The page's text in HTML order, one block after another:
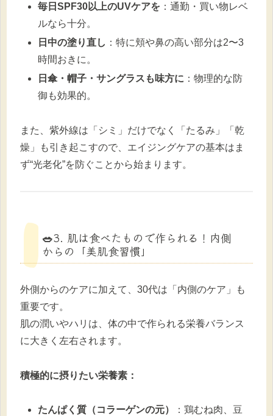
毎日SPF30以上のUVケアを ：通勤・買い物レベ
ルなら十分。
日中の塗り直し ：特に頬や鼻の高い部分は2〜3
時間おきに。
日傘・帽子・サングラスも味方に ：物理的な防
御も効果的。
また、紫外線は「シミ」だけでなく「たるみ」「乾
燥」も引き起こすので、エイジングケアの基本はま
ず“光老化”を防ぐことから始まります。
🥗3. 肌は食べたもので作られる！内側
からの「美肌食習慣」
外側からのケアに加えて、30代は「内側のケア」も
重要です。
肌の潤いやハリは、体の中で作られる栄養バランス
に大きく左右されます。
積極的に摂りたい栄養素：
たんぱく質（コラーゲンの元）
：鶏むね肉、豆